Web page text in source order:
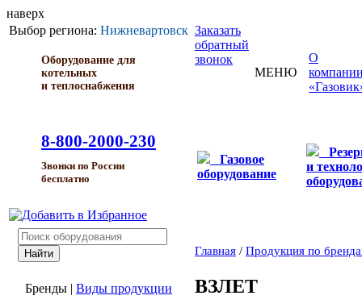
наверх
Выбор региона: Нижневартовск
Оборудование для
котельных
и теплоснабжения
8-800-2000-230
Звонки по России
бесплатно
Заказать
обратный
звонок
МЕНЮ
О
Газовое
оборудование
и
Бренды | Виды продукции
Главная / Продукция по
ВЗЛЕТ